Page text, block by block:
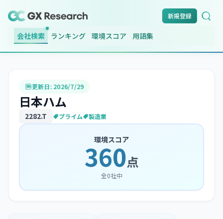
新規登録
会社検索 ランキング 環境スコア 用語集
更新日: 2026/7/29
日本ハム
2282.T プライム 製造業
環境スコア
360点
全0社中